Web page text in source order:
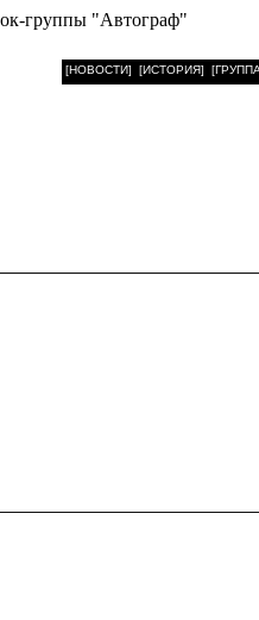
группы "Автограф"
[НОВОСТИ] [ИСТОРИЯ]